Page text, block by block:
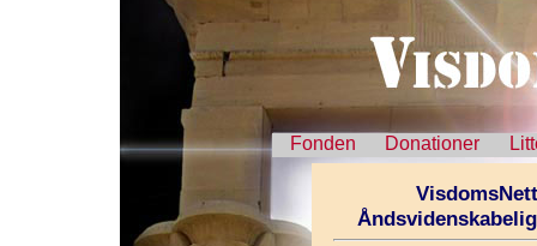
Fonden Donationer